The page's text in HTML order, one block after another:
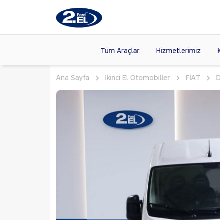
Tüm Araçlar Hizmetlerimiz
Markalar > FORD
SKODA
Ana Sayfa İkinci El Otomobiller FIAT